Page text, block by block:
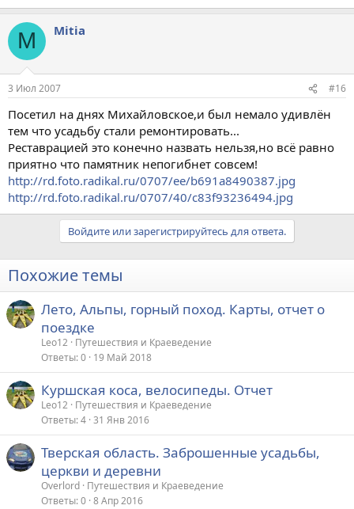
M Mitia
3 Июл 2007 #16
Посетил на днях Михайловское,и был немало удивлён
тем что усадьбу стали ремонтировать...
Реставрацией это конечно назвать нельзя,но всё равно
приятно что памятник непогибнет совсем!
http://rd.foto.radikal.ru/0707/ee/b691a8490387.jpg
http://rd.foto.radikal.ru/0707/40/c83f93236494.jpg
Войдите или зарегистрируйтесь для ответа.
Похожие темы
Лето, Альпы, горный поход. Карты, отчет о
поездке
Leo12 Путешествия и Краеведение
Ответы 0 19 Май 2018
Куршская коса, велосипеды. Отчет
Leo12 Путешествия и Краеведение
Ответы 4 31 Янв 2016
Тверская область. Заброшенные усадьбы,
церкви и деревни
Overlord Путешествия и Краеведение
Ответы 0 8 Апр 2016